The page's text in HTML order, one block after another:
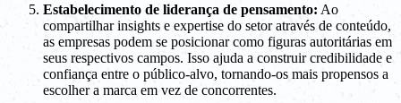
Estabelecimento de liderança de pensamento: Ao
compartilhar insights e expertise do setor através de conteúdo,
as empresas podem se posicionar como figuras autoritárias em
seus respectivos campos. Isso ajuda a construir credibilidade e
confiança entre o público-alvo, tornando-os mais propensos a
escolher a marca em vez de concorrentes.